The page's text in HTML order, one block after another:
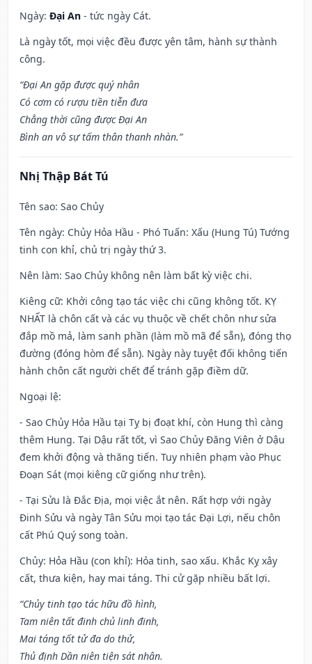
Ngày: Đại An - tức ngày Cát.
Là ngày tốt, mọi việc đều được yên tâm, hành sự thành
công.
“Đại An gặp được quý nhân
Có cơm có rượu tiền tiễn đưa
Chẳng thời cũng được Đại An
Bình an vô sự tấm thân thanh nhàn.”
Nhị Thập Bát Tú
Tên sao: Sao Chủy
Tên ngày: Chủy Hỏa Hầu - Phó Tuấn: Xấu (Hung Tú) Tướng
tinh con khỉ, chủ trị ngày thứ 3.
Nên làm: Sao Chủy không nên làm bất kỳ việc chi.
Kiêng cữ: Khởi công tạo tác việc chi cũng không tốt. KỴ
NHẤT là chôn cất và các vụ thuộc về chết chôn như sửa
đắp mồ mả, làm sanh phần (làm mồ mã để sẵn), đóng thọ
đường (đóng hòm để sẵn). Ngày này tuyệt đối không tiến
hành chôn cất người chết để tránh gặp điềm dữ.
Ngoại lệ:
- Sao Chủy Hỏa Hầu tại Tỵ bị đoạt khí, còn Hung thì càng
thêm Hung. Tại Dậu rất tốt, vì Sao Chủy Đăng Viên ở Dậu
đem khởi động và thăng tiến. Tuy nhiên phạm vào Phục
Đoạn Sát (mọi kiêng cữ giống như trên).
- Tại Sửu là Đắc Địa, mọi việc ắt nên. Rất hợp với ngày
Đinh Sửu và ngày Tân Sửu mọi tạo tác Đại Lợi, nếu chôn
cất Phú Quý song toàn.
Chủy: Hỏa Hầu (con khỉ): Hỏa tinh, sao xấu. Khắc Kỵ xây
cất, thưa kiện, hay mai táng. Thi cử gặp nhiều bất lợi.
“Chủy tinh tạo tác hữu đồ hình,
Tam niên tất đinh chủ linh đinh,
Mai táng tốt tử đa do thử,
Thủ định Dần niên tiện sát nhân.